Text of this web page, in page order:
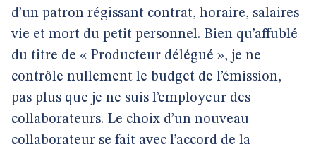
d’un patron régissant contrat, horaire, salaires
vie et mort du petit personnel. Bien qu’affublé
du titre de « Producteur délégué », je ne
contrôle nullement le budget de l’émission,
pas plus que je ne suis l’employeur des
collaborateurs. Le choix d’un nouveau
collaborateur se fait avec l’accord de la